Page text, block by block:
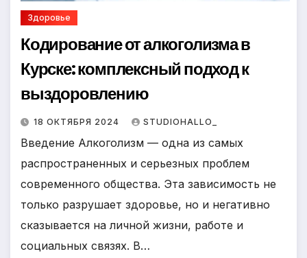
Здоровье
Кодирование от алкоголизма в
Курске: комплексный подход к
выздоровлению
18 ОКТЯБРЯ 2024 STUDIOHALLO_
Введение Алкоголизм — одна из самых
распространенных и серьезных проблем
современного общества. Эта зависимость не
только разрушает здоровье, но и негативно
сказывается на личной жизни, работе и
социальных связях. В…